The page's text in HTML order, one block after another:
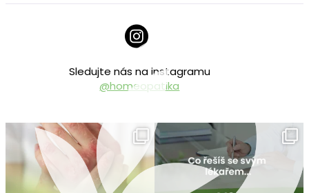
Sledujte nás na instagramu
@homeopatika
homeopatika.cz
Čvc 25
homeopatika.cz
Čvc 16